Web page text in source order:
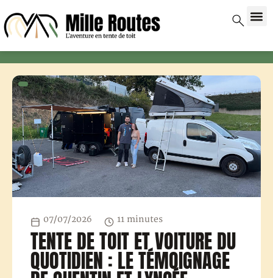
07/07/2026 11 minutes
TENTE DE TOIT ET VOITURE DU
QUOTIDIEN : LE TÉMOIGNAGE